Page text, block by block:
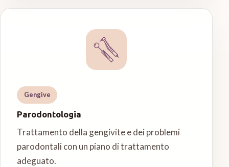
Gengive
Parodontologia
Trattamento della gengivite e dei problemi
parodontali con un piano di trattamento
adeguato.